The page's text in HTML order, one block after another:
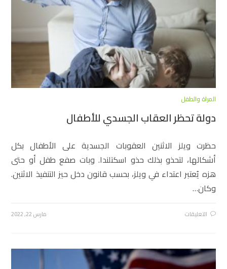
المراة والطفل
دولة تحظر العقاب الجسدي للأطفال
حظرت ويلز الاثنين العقوبات الجسدية على الأطفال بكل
أشكالها، لتحذو بذلك حذو اسكتلندا. وبات صفع طفل أو حتى
هزه يُعتبر اعتداء في ويلز، بحسب قانون دخل حيز التنفيذ الاثنين.
وكان…
التعليقات مارس 22, 2022